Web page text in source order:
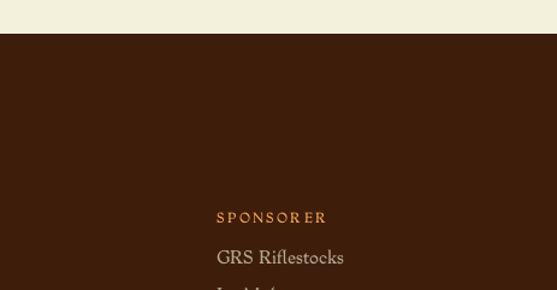
SPONSORER
GRS Riflestocks